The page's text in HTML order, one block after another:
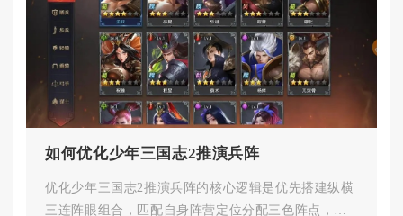
如何优化少年三国志2推演兵阵
优化少年三国志2推演兵阵的核心逻辑是优先搭建纵横
三连阵眼组合，匹配自身阵营定位分配三色阵点，最